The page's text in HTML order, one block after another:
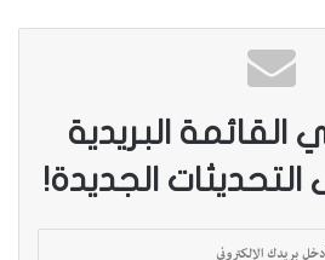
القائمة البريدية
الجديدة!